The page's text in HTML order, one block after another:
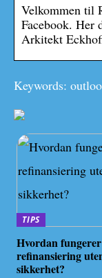
Velkommen til
Facebook. Her
Arkitekt
Keywords:
TIPS
Hvordan fungerer
refinansiering
sikkerhet?